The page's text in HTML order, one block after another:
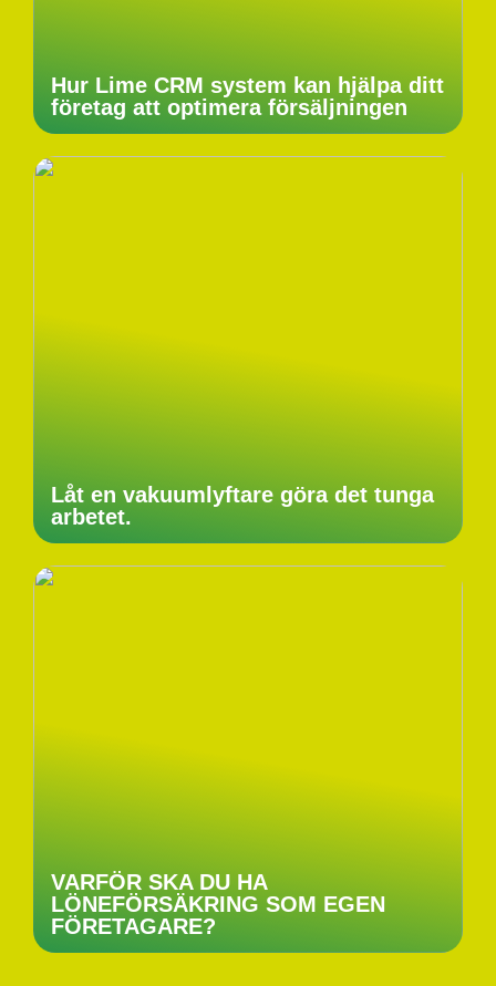
Hur Lime CRM system kan hjälpa ditt
företag att optimera försäljningen
Låt en vakuumlyftare göra det tunga
arbetet.
VARFÖR SKA DU HA
LÖNEFÖRSÄKRING SOM EGEN
FÖRETAGARE?